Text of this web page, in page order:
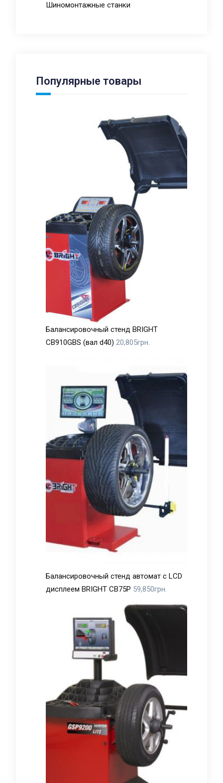
Шиномонтажные станки
Популярные товары
Балансировочный стенд BRIGHT
CB910GBS (вал d40) 20,805грн.
Балансировочный стенд автомат с LCD
дисплеем BRIGHT CB75P 59,850грн.